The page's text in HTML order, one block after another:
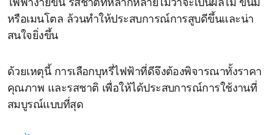
ไฟฟ้าง่ายขึ้น รสชาติที่หลากหลายไม่ว่าจะเป็นผลไม้ ขนม
หรือเมนโตล ล้วนทำให้ประสบการณ์การสูบดีขึ้นและน่า
สนใจยิ่งขึ้น
ด้วยเหตุนี้ การเลือกบุหรี่ไฟฟ้าที่ดีจึงต้องพิจารณาทั้งราคา
คุณภาพ และรสชาติ เพื่อให้ได้ประสบการณ์การใช้งานที่
สมบูรณ์แบบที่สุด